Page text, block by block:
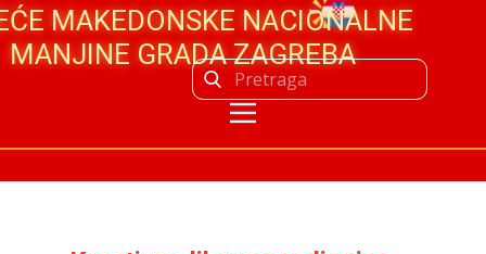
MAKEDONSKE NACIONALNE
MANJINE GRADA ZAGREBA